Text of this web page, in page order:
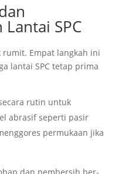
SPC
rumit. Empat langkah ini
lantai SPC tetap prima
rutin untuk
abrasif seperti pasir
permukaan jika